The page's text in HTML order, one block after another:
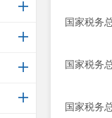
国家税务
国家税务
国家税务